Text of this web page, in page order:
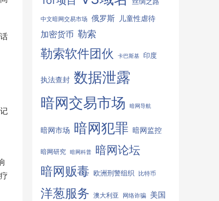
中文暗网交易市场 俄罗斯 儿童性虐待
加密货币 勒索
勒索软件团伙 卡巴斯基 印度
执法查封 数据泄露
暗网交易市场
暗网导航
暗网市场 暗网犯罪 暗网监控
暗网研究 暗网科普 暗网论坛
暗网贩毒 欧洲刑警组织 比特币
洋葱服务 澳大利亚 网络诈骗 美国